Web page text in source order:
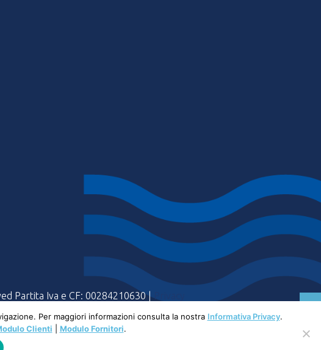
Partita Iva e CF: 00284210630 |Privacy
Per maggiori informazioni consulta la nostra Informativa Privacy.
Clienti Modulo Fornitori.